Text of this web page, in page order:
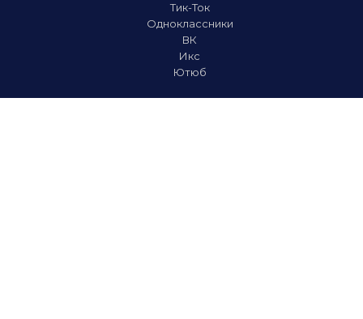
Тик-Ток
Одноклассники
ВК
Икс
Ютюб